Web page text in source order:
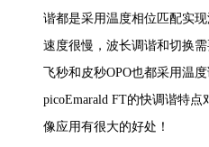
谐都是采用温度相位匹配实
速度很慢，波长调谐和切换
飞秒和皮秒OPO也都采用温
picoEmarald FT的快调谐特点
像应用有很大的好处！